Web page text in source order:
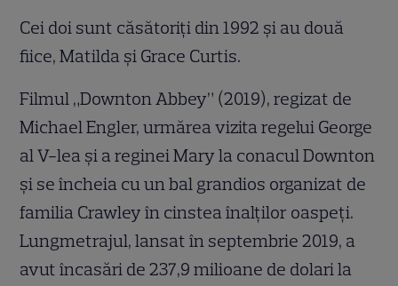
Cei doi sunt căsătoriți din 1992 și au două
fiice, Matilda și Grace Curtis.
Filmul „Downton Abbey” (2019), regizat de
Michael Engler, urmărea vizita regelui George
al V-lea și a reginei Mary la conacul Downton
și se încheia cu un bal grandios organizat de
familia Crawley în cinstea înalților oaspeți.
Lungmetrajul, lansat în septembrie 2019, a
avut încasări de 237,9 milioane de dolari la